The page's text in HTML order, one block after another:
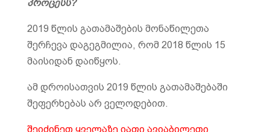
პროცესს?
2019 წლის გათამაშების მონაწილეთა
შერჩევა დაგეგმილია, რომ 2018 წლის 15
მაისიდან დაიწყოს.
ამ დროისათვის 2019 წლის გათამაშებაში
შეფერხებას არ ველოდებით.
შეიძინეთ ყველაზე იაფი ავიაბილეთი